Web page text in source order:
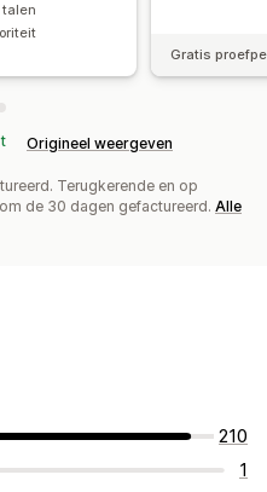
talen
Gratis
Origineel weergeven
Terugkerende en op
de 30 dagen gefactureerd. Alle
210
1